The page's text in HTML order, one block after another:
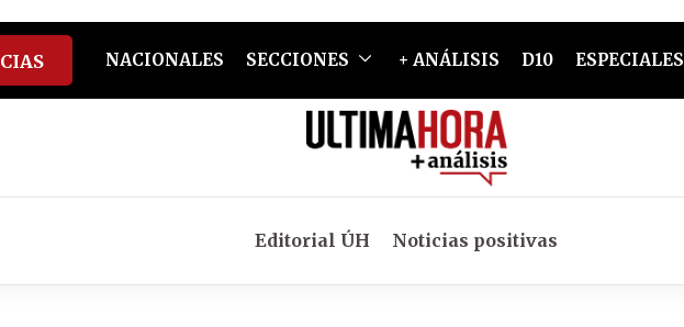
NACIONALES SECCIONES + ANÁLISIS D10 ESPECIALES
Editorial ÚH Noticias positivas